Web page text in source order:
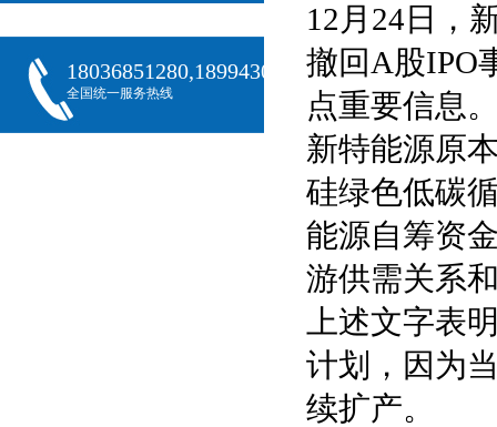
18036851280,18994301288,18068407382
全国统一服务热线
12月24日，
撤回A股IPO
点重要信息
新特能源原
硅绿色低碳
能源自筹资
游供需关系
上述文字表
计划，因为
续扩产。